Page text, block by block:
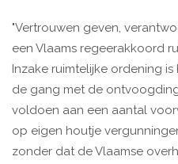
"Vertrouwen geven,
een Vlaams regeerakkoord
Inzake ruimtelijke ordening
de gang met de
voldoen aan een aantal
op eigen houtje
zonder dat de Vlaamse